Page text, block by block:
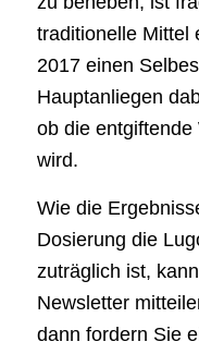
traditionelle Mittel
2017 einen
Hauptanliegen
ob die
wird.
Wie die
Dosierung die
zuträglich ist,
Newsletter
dann fordern Sie